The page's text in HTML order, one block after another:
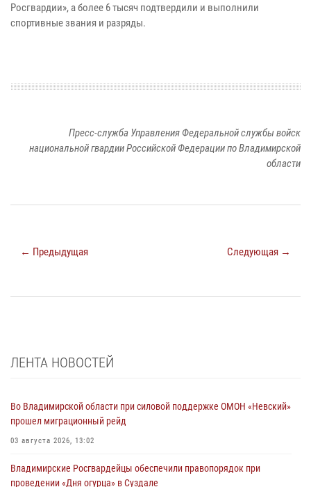
Росгвардии», а более 6 тысяч подтвердили и выполнили
спортивные звания и разряды.
Пресс-служба Управления Федеральной службы войск
национальной гвардии Российской Федерации по Владимирской
области
← Предыдущая Следующая →
ЛЕНТА НОВОСТЕЙ
Во Владимирской области при силовой поддержке ОМОН «Невский»
прошел миграционный рейд
03 августа 2026, 13:02
Владимирские Росгвардейцы обеспечили правопорядок при
проведении «Дня огурца» в Суздале